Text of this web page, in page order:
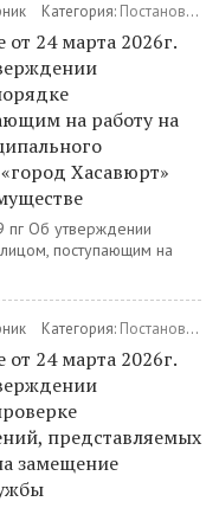
Категория: Постановления
от 24 марта 2026г.
на работу на
Хасавюрт»
пг Об утверждении
поступающим на
Категория: Постановления
от 24 марта 2026г.
представляемых
замещение